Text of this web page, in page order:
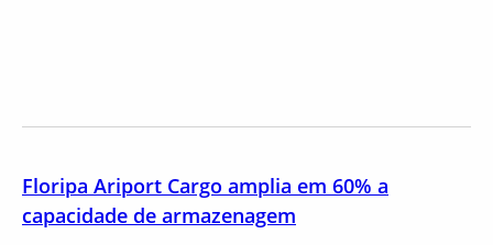
Floripa Ariport Cargo amplia em 60% a
capacidade de armazenagem